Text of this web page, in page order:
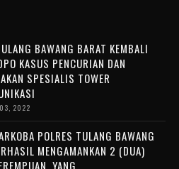
BAWANG BARAT KEMBALI
KASUS PENCURIAN DAN
SPESIALIS TOWER
03, 2022
POLRES TULANG BAWANG
MENGAMANKAN 2 (DUA)
YANG